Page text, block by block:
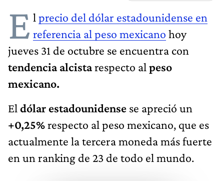
E l precio del dólar estadounidense en
referencia al peso mexicano hoy
jueves 31 de octubre se encuentra con
tendencia alcistarespecto al peso
mexicano.
El dólar estadounidense se apreció un
+0,25%respecto al peso mexicano, que es
actualmente la tercera moneda más fuerte
en un ranking de 23 de todo el mundo.